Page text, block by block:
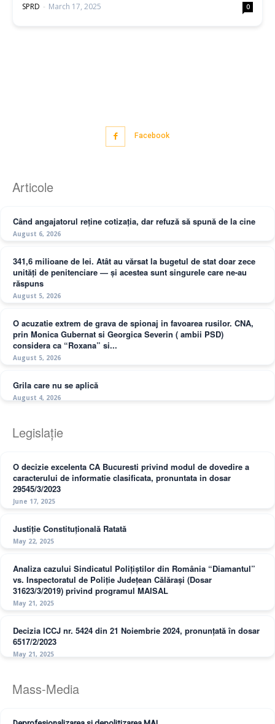
SPRD - March 17, 2025 0
Facebook
Articole
Când angajatorul reține cotizația, dar refuză să spună de la cine
August 6, 2026
341,6 milioane de lei. Atât au vărsat la bugetul de stat doar zece
unități de penitenciare — și acestea sunt singurele care ne-au
răspuns
August 5, 2026
O acuzatie extrem de grava de spionaj in favoarea rusilor. CNA,
prin Monica Gubernat si Georgica Severin ( ambii PSD)
considera ca “Roxana” si...
August 5, 2026
Grila care nu se aplică
August 4, 2026
Legislație
O decizie excelenta CA Bucuresti privind modul de dovedire a
caracterului de informatie clasificata, pronuntata in dosar
29545/3/2023
June 17, 2025
Justiție Constituțională Ratată
May 22, 2025
Analiza cazului Sindicatul Polițiștilor din România “Diamantul”
vs. Inspectoratul de Poliție Județean Călărași (Dosar
31623/3/2019) privind programul MAISAL
May 21, 2025
Decizia ICCJ nr. 5424 din 21 Noiembrie 2024, pronunțată în dosar
6517/2/2023
May 21, 2025
Mass-Media